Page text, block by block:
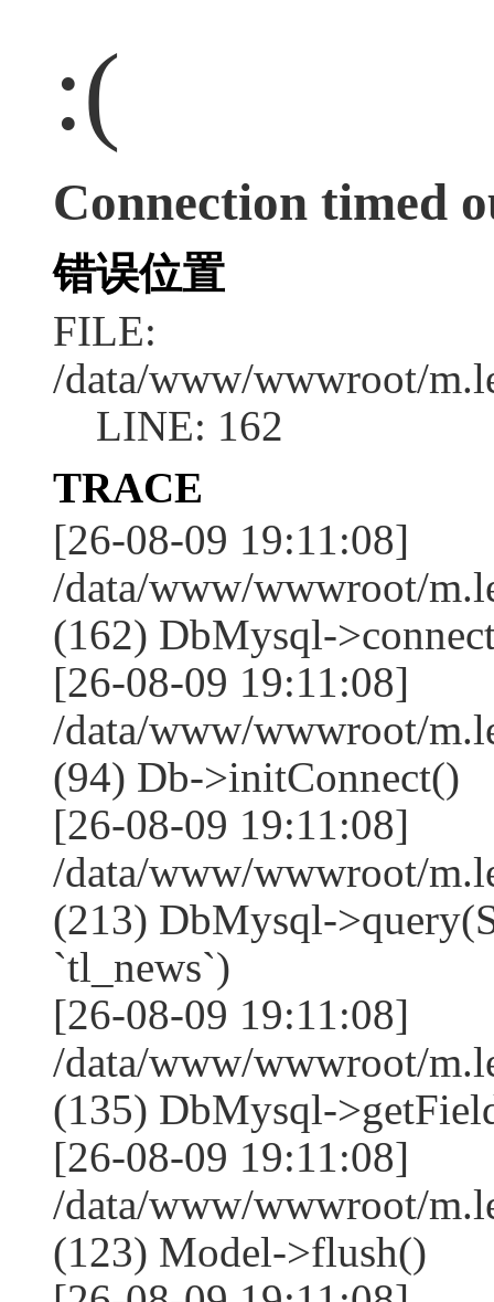
:(
Connection timed
错误位置
FILE:
/data/www/wwwroot/
LINE: 162
TRACE
[26-08-09 19:11:08]
/data/www/wwwroot/
(162) DbMysql-
[26-08-09 19:11:08]
/data/www/wwwroot/
(94) Db->initConnect()
[26-08-09 19:11:08]
/data/www/wwwroot/
(213) DbMysql-
`tl_news`)
[26-08-09 19:11:08]
/data/www/wwwroot/
(135) DbMysql-
[26-08-09 19:11:08]
/data/www/wwwroot/
(123) Model->flush()